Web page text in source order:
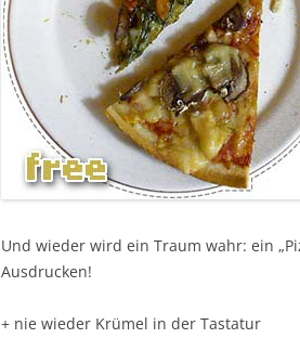
Und wieder wird ein Traum wahr: ein
Ausdrucken!
+ nie wieder Krümel in der Tastatur